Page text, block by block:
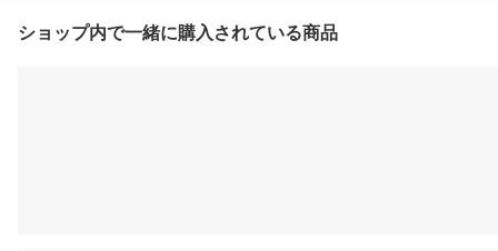
ショップ内で一緒に購入されている商品